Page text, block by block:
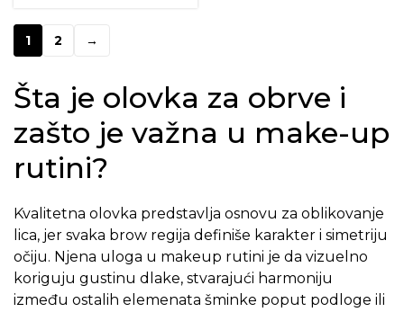
1 2 →
Šta je olovka za obrve i
zašto je važna u make-up
rutini?
Kvalitetna olovka predstavlja osnovu za oblikovanje
lica, jer svaka brow regija definiše karakter i simetriju
očiju. Njena uloga u makeup rutini je da vizuelno
koriguju gustinu dlake, stvarajući harmoniju
između ostalih elemenata šminke poput podloge ili